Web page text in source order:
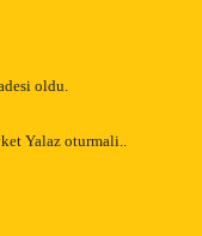
oldu.
Yalaz oturmali..